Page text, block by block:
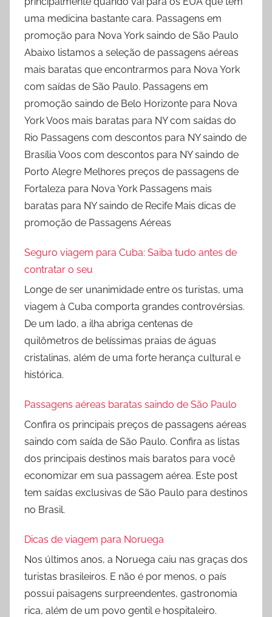
uma medicina bastante cara. Passagens em
promoção para Nova York saindo de São Paulo
Abaixo listamos a seleção de passagens aéreas
mais baratas que encontrarmos para Nova York
com saídas de São Paulo. Passagens em
promoção saindo de Belo Horizonte para Nova
York Voos mais baratas para NY com saídas do
Rio Passagens com descontos para NY saindo de
Brasília Voos com descontos para NY saindo de
Porto Alegre Melhores preços de passagens de
Fortaleza para Nova York Passagens mais
baratas para NY saindo de Recife Mais dicas de
promoção de Passagens Aéreas
Seguro viagem para Cuba: Saiba tudo antes de
contratar o seu
Longe de ser unanimidade entre os turistas, uma
viagem à Cuba comporta grandes controvérsias.
De um lado, a ilha abriga centenas de
quilômetros de belíssimas praias de águas
cristalinas, além de uma forte herança cultural e
histórica.
Passagens aéreas baratas saindo de São Paulo
Confira os principais preços de passagens aéreas
saindo com saída de São Paulo. Confira as listas
dos principais destinos mais baratos para você
economizar em sua passagem aérea. Este post
tem saídas exclusivas de São Paulo para destinos
no Brasil.
Dicas de viagem para Noruega
Nos últimos anos, a Noruega caiu nas graças dos
turistas brasileiros. E não é por menos, o país
possui paisagens surpreendentes, gastronomia
rica, além de um povo gentil e hospitaleiro.